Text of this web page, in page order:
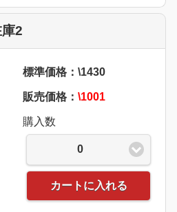
2
標準価格：\1430
販売価格： \1001
購入数
0
カートに入れる